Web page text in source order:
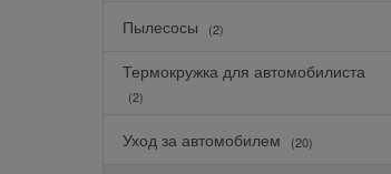
Пылесосы (2)
Термокружка для автомобилиста
(2)
Уход за автомобилем (20)